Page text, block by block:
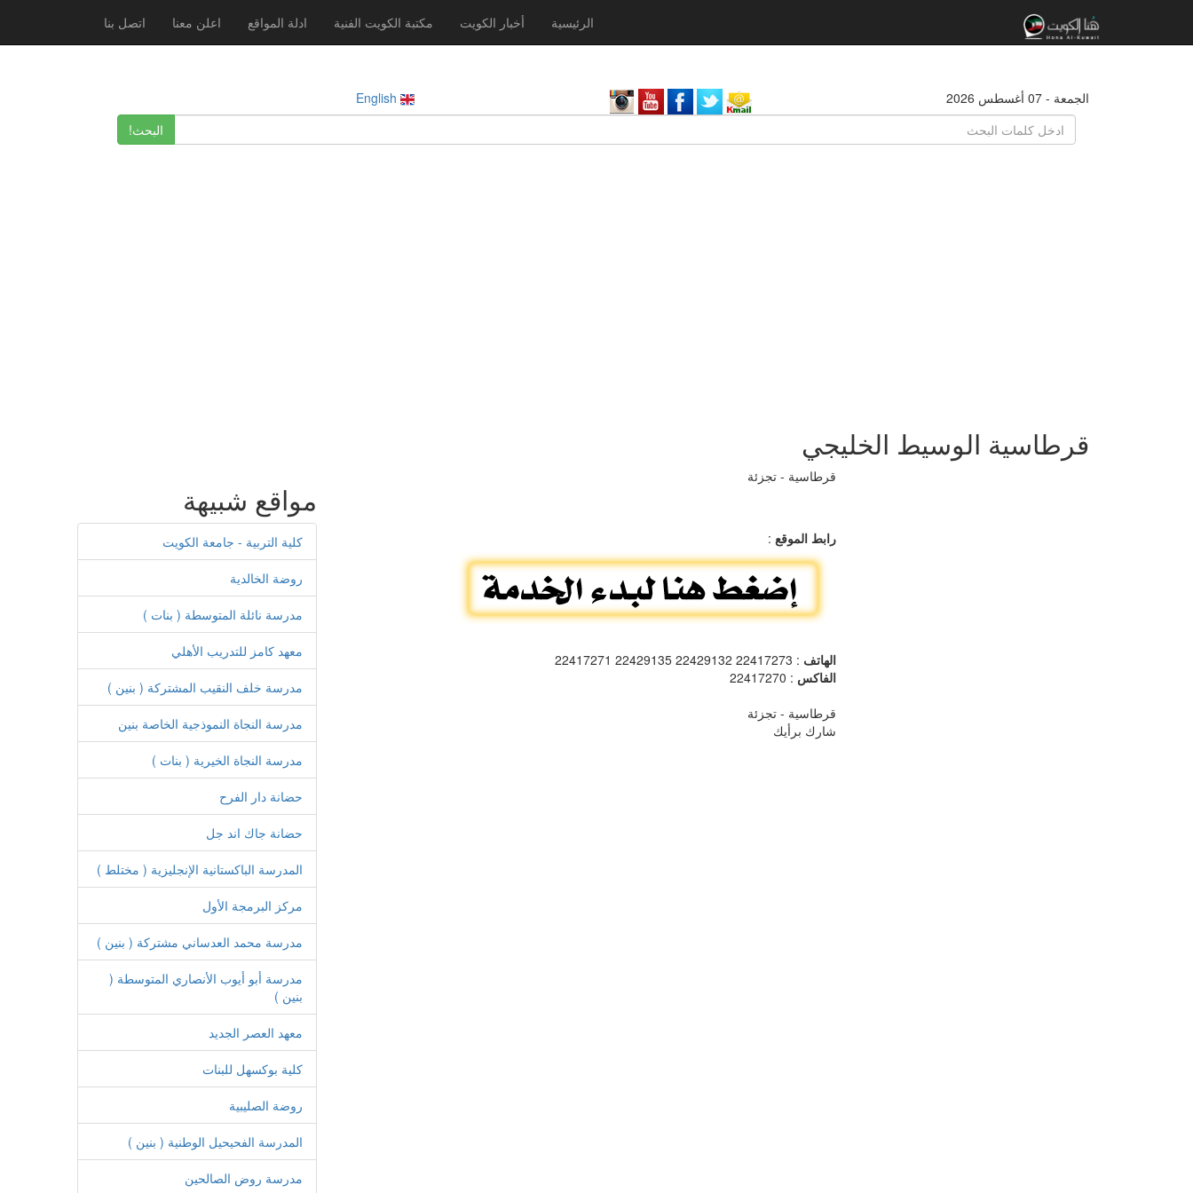
الرئيسية أخبار الكويت مكتبة الكويت الفنية ادلة المواقع اعلن معنا اتصل بنا
الجمعة - 07 أغسطس 2026
البحث!
قرطاسية الوسيط الخليجي
قرطاسية - تجزئة
رابط الموقع :
الهاتف : 22417273 22429132 22429135 22417271
الفاكس : 22417270
قرطاسية - تجزئة
شارك برأيك
مواقع شبيهة
كلية التربية - جامعة الكويت
روضة الخالدية
مدرسة نائلة المتوسطة ( بنات )
معهد كامز للتدريب الأهلي
مدرسة خلف النقيب المشتركة ( بنين )
مدرسة النجاة النموذجية الخاصة بنين
مدرسة النجاة الخيرية ( بنات )
حضانة دار الفرح
حضانة جاك اند جل
المدرسة الباكستانية الإنجليزية ( مختلط )
مركز البرمجة الأول
مدرسة محمد العدساني مشتركة ( بنين )
مدرسة أبو أيوب الأنصاري المتوسطة (
بنين )
معهد العصر الجديد
كلية بوكسهل للبنات
روضة الصليبية
المدرسة الفحيحيل الوطنية ( بنين )
مدرسة روض الصالحين